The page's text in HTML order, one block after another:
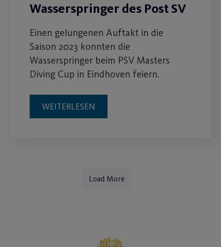
Wasserspringer des Post SV
Einen gelungenen Auftakt in die
Saison 2023 konnten die
Wasserspringer beim PSV Masters
Diving Cup in Eindhoven feiern.
WEITERLESEN
Load More